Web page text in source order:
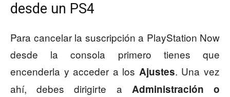
desde un PS4
Para cancelar la suscripción a PlayStation Now
desde la consola primero tienes que
encenderla y acceder a los Ajustes. Una vez
ahí, debes dirigirte a Administración o